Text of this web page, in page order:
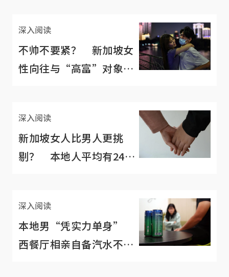
深入阅读
不帅不要紧？ 新加坡女
性向往与“高富”对象约
深入阅读
新加坡女人比男人更挑
剔？ 本地人平均有24项
深入阅读
本地男“凭实力单身”
西餐厅相亲自备汽水不请